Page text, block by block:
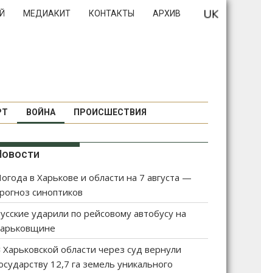
МЕДИАКИТ КОНТАКТЫ АРХИВ
ВОЙНА ПРОИСШЕСТВИЯ
в Харькове и области на 7 августа —
синоптиков
ударили по рейсовому автобусу на
Харьковской области через суд вернули
12,7 га земель уникального